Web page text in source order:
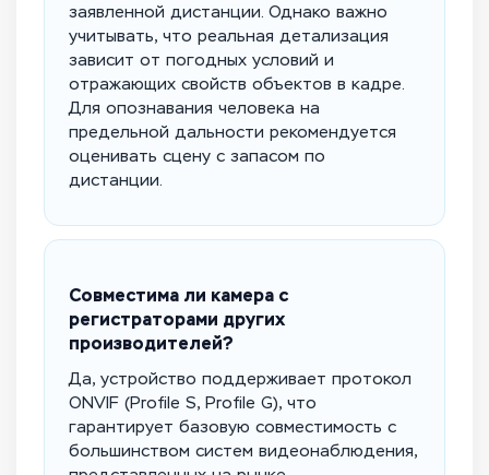
заявленной дистанции. Однако важно
учитывать, что реальная детализация
зависит от погодных условий и
отражающих свойств объектов в кадре.
Для опознавания человека на
предельной дальности рекомендуется
оценивать сцену с запасом по
дистанции.
Совместима ли камера с
регистраторами других
производителей?
Да, устройство поддерживает протокол
ONVIF (Profile S, Profile G), что
гарантирует базовую совместимость с
большинством систем видеонаблюдения,